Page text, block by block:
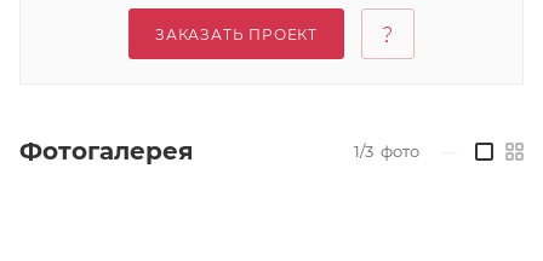
ЗАКАЗАТЬ ПРОЕКТ
Фотогалерея 1/3 фото